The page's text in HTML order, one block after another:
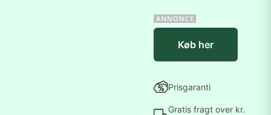
Køb her
Prisgaranti
Gratis fragt over kr.